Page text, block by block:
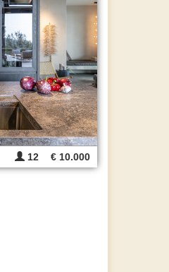
12 € 10.000